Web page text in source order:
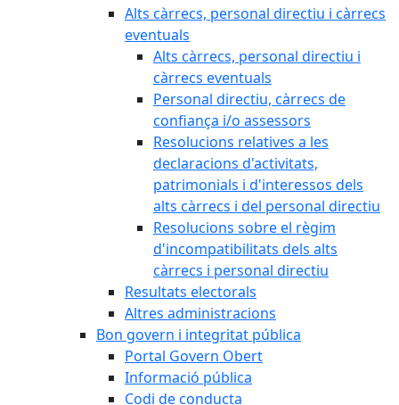
Alts càrrecs, personal directiu i càrrecs
eventuals
Alts càrrecs, personal directiu i
càrrecs eventuals
Personal directiu, càrrecs de
confiança i/o assessors
Resolucions relatives a les
declaracions d'activitats,
patrimonials i d'interessos dels
alts càrrecs i del personal directiu
Resolucions sobre el règim
d'incompatibilitats dels alts
càrrecs i personal directiu
Resultats electorals
Altres administracions
Bon govern i integritat pública
Portal Govern Obert
Informació pública
Codi de conducta